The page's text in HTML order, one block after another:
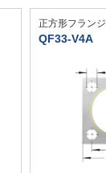
正方形フランジ
QF33-V4A